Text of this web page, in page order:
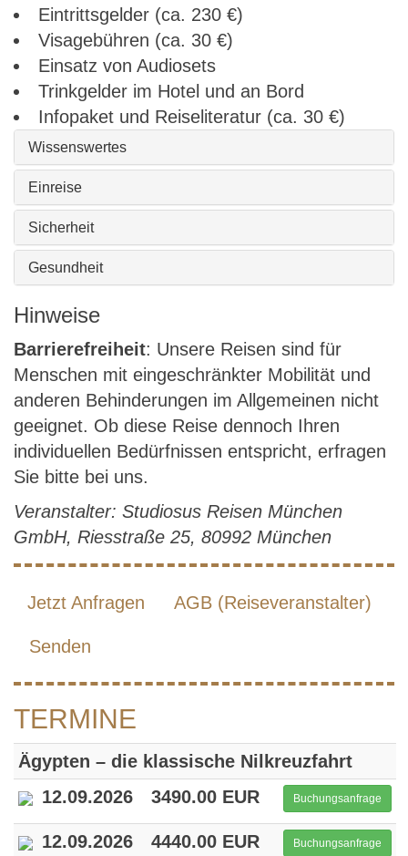
Eintrittsgelder (ca. 230 €)
Visagebühren (ca. 30 €)
Einsatz von Audiosets
Trinkgelder im Hotel und an Bord
Infopaket und Reiseliteratur (ca. 30 €)
Wissenswertes
Einreise
Sicherheit
Gesundheit
Hinweise
Barrierefreiheit: Unsere Reisen sind für
Menschen mit eingeschränkter Mobilität und
anderen Behinderungen im Allgemeinen nicht
geeignet. Ob diese Reise dennoch Ihren
individuellen Bedürfnissen entspricht, erfragen
Sie bitte bei uns.
Veranstalter: Studiosus Reisen München
GmbH, Riesstraße 25, 80992 München
Jetzt Anfragen AGB (Reiseveranstalter)
Senden
TERMINE
Ägypten – die klassische Nilkreuzfahrt
12.09.2026
3490.00 EUR Buchungsanfrage
12.09.2026 4440.00 EUR Buchungsanfrage